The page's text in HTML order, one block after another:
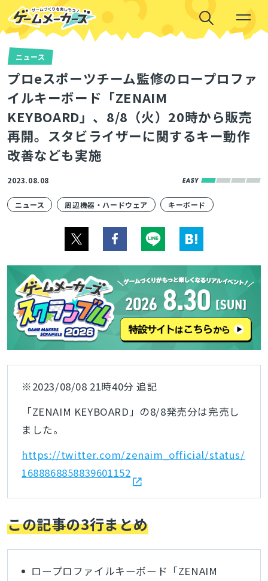
ニュース
プロeスポーツチーム監修のロープロファ
イルキーボード「ZENAIM
KEYBOARD」、8/8（火）20時から販売
再開。スタビライザーに関するキー動作
改善なども実施
2023.08.08
ニュース 周辺機器・ハードウェア キーボード
※2023/08/08 21時40分 追記
「ZENAIM KEYBOARD」の8/8発売分は完売し
ました。
https://twitter.com/zenaim_official/status/
1688868858839601152
この記事の3行まとめ
ロープロファイルキーボード「ZENAIM